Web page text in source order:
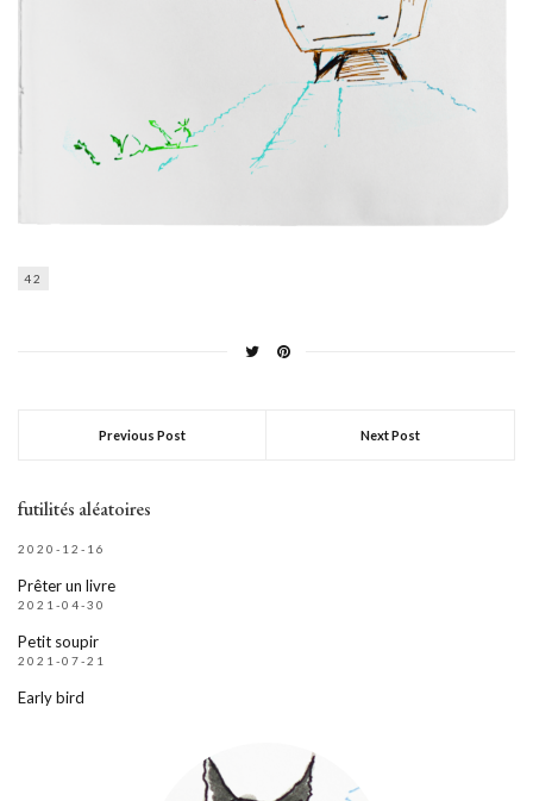
42
Previous Post Next Post
futilités aléatoires
2020-12-16
Prêter un livre
2021-04-30
Petit soupir
2021-07-21
Early bird